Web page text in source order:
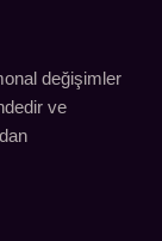
değişimler
ve